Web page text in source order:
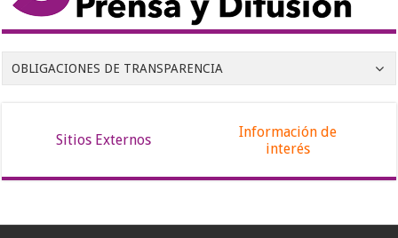
OBLIGACIONES DE TRANSPARENCIA
Sitios Externos
Información de
interés